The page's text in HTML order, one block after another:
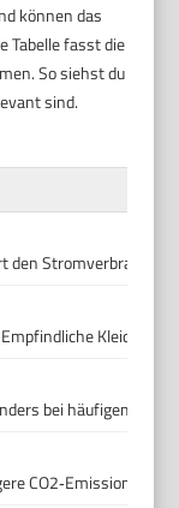
können das
Tabelle fasst die
So siehst du
sind.
den Stromverbrauch
Kleidung
bei häufigem
CO2‑Emissionen.